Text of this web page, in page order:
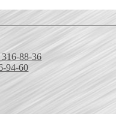
316-88-36
94-60